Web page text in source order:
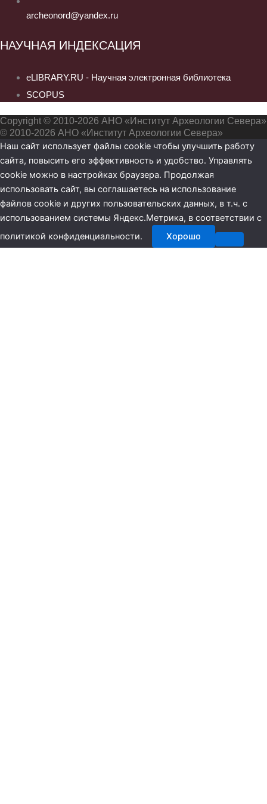
archeonord@yandex.ru
НАУЧНАЯ ИНДЕКСАЦИЯ
eLIBRARY.RU - Научная электронная библиотека
SCOPUS
Copyright © 2010-2026 АНО «Институт Археологии Севера»
© 2010-2026 АНО «Институт Археологии Севера»
Наш сайт использует файлы cookie чтобы улучшить работу
сайта, повысить его эффективность и удобство. Управлять
cookie можно в настройках браузера. Продолжая
использовать сайт, вы соглашаетесь на использование
файлов cookie и других пользовательских данных, в т.ч. с
использованием системы Яндекс.Метрика, в соответствии с
политикой конфиденциальности.
Хорошо